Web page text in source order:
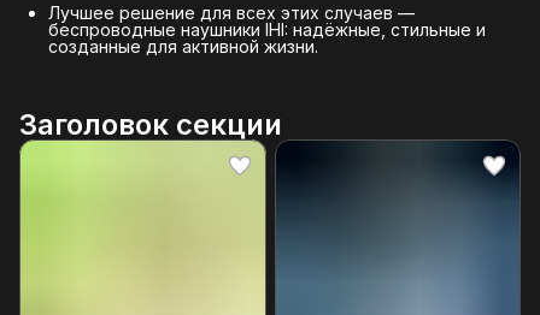
Лучшее решение для всех этих случаев —
беспроводные наушники IHI: надёжные, стильные и
созданные для активной жизни.
Заголовок секции